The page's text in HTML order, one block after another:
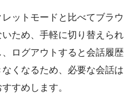
ットモードと比べてブラウ
ため、手軽に切り替えられ
ログアウトすると会話履歴
くなるため、必要な会話は
すめします。